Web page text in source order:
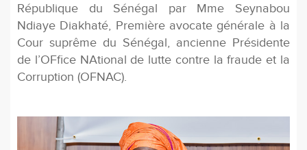
République du Sénégal par Mme Seynabou
Ndiaye Diakhaté, Première avocate générale à la
Cour suprême du Sénégal, ancienne Présidente
de l’OFﬁce NAtional de lutte contre la fraude et la
Corruption (OFNAC).